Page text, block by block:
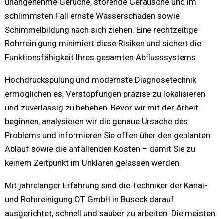
unangenehme Gerüche, störende Geräusche und im
schlimmsten Fall ernste Wasserschäden sowie
Schimmelbildung nach sich ziehen. Eine rechtzeitige
Rohrreinigung minimiert diese Risiken und sichert die
Funktionsfähigkeit Ihres gesamten Abflusssystems.
Hochdruckspülung und modernste Diagnosetechnik
ermöglichen es, Verstopfungen präzise zu lokalisieren
und zuverlässig zu beheben. Bevor wir mit der Arbeit
beginnen, analysieren wir die genaue Ursache des
Problems und informieren Sie offen über den geplanten
Ablauf sowie die anfallenden Kosten – damit Sie zu
keinem Zeitpunkt im Unklaren gelassen werden.
Mit jahrelanger Erfahrung sind die Techniker der Kanal-
und Rohrreinigung OT GmbH in Buseck darauf
ausgerichtet, schnell und sauber zu arbeiten. Die meisten